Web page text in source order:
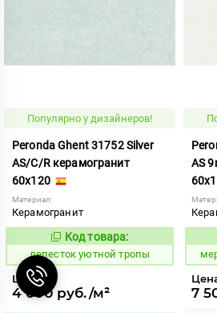
Популярно у дизайнеров!
Peronda Ghent 31752 Silver
AS/C/R керамогранит
60x120
Материал:
Керамогранит
873233
Код товара:
лепесток уютной тропы
Цена
4 000 руб./м²
AS
7